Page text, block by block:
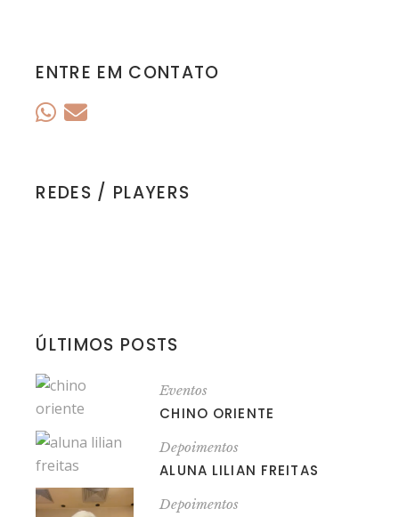
ENTRE EM CONTATO
REDES / PLAYERS
ÚLTIMOS POSTS
Eventos
CHINO ORIENTE
Depoimentos
ALUNA LILIAN FREITAS
Depoimentos